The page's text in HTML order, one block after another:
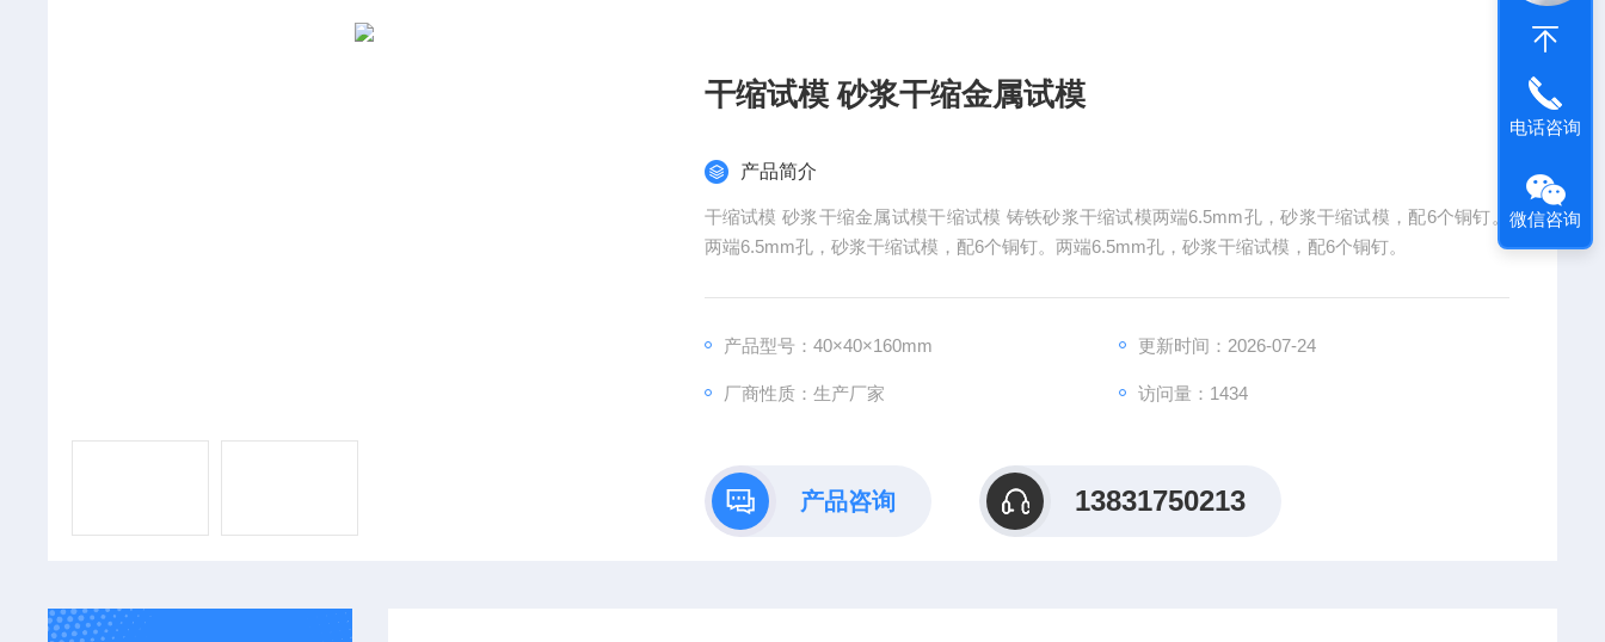
干缩试模 砂浆干缩金属试模
产品简介
干缩试模 砂浆干缩金属试模干缩试模 铸铁砂浆干缩试模两端6.5mm孔，砂浆干缩试模，配6个铜钉。
两端6.5mm孔，砂浆干缩试模，配6个铜钉。两端6.5mm孔，砂浆干缩试模，配6个铜钉。
产品型号：40×40×160mm 更新时间：2026-07-24
厂商性质：生产厂家 访问量：1434
产品咨询 13831750213
电话咨询
微信咨询